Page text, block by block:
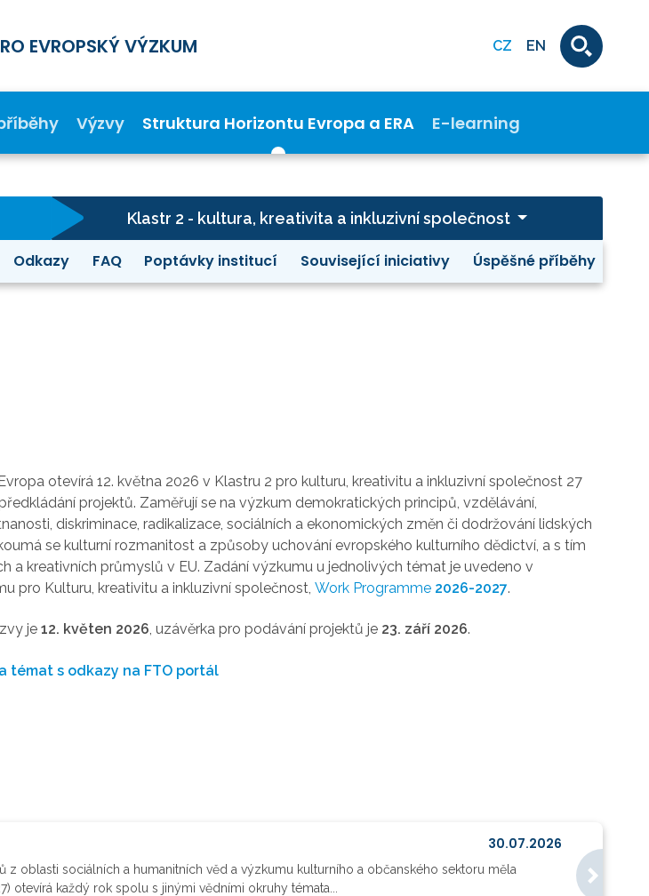
EVROPSKÝ VÝZKUM CZ EN
Výzvy Struktura Horizontu Evropa a ERA E-learning
Klastr 2 - kultura, kreativita a inkluzivní společnost
Odkazy FAQ Poptávky institucí Související iniciativy Úspěšné příběhy
otevírá 12. května 2026 v Klastru 2 pro kulturu, kreativitu a inkluzivní společnost 27
projektů. Zaměřují se na výzkum demokratických principů, vzdělávání,
diskriminace, radikalizace, sociálních a ekonomických změn či dodržování lidských
se kulturní rozmanitost a způsoby uchování evropského kulturního dědictví, a s tím
a kreativních průmyslů v EU. Zadání výzkumu u jednolivých témat je uvedeno v
pro Kulturu, kreativitu a inkluzivní společnost, Work Programme 2026-2027.
je12. květen 2026, uzávěrka pro podávání projektů je 23. září 2026.
témat s odkazy na FTO portál
30.07.2026
oblasti sociálních a humanitních věd a výzkumu kulturního a občanského sektoru měla
otevírá každý rok spolu s jinými vědními okruhy témata...